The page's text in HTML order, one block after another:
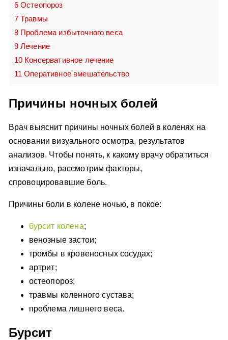
6Остеопороз
7Травмы
8Проблема избыточного веса
9Лечение
10Консервативное лечение
11 Оперативное вмешательство
Причины ночных болей
Врач выяснит причины ночных болей в коленях на
основании визуального осмотра, результатов
анализов. Чтобы понять, к какому врачу обратиться
изначально, рассмотрим факторы,
спровоцировавшие боль.
Причины боли в колене ночью, в покое:
бурсит колена;
венозные застои;
тромбы в кровеносных сосудах;
артрит;
остеопороз;
травмы коленного сустава;
проблема лишнего веса.
Бурсит